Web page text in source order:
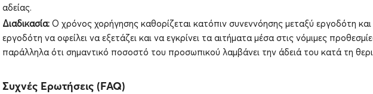
αδείας.
Διαδικασία: Ο χρόνος χορήγησης καθορίζεται κατόπιν συνεννόησης μεταξύ εργοδότη
εργοδότη να οφείλει να εξετάζει και να εγκρίνει τα αιτήματα μέσα στις νόμιμες
παράλληλα ότι σημαντικό ποσοστό του προσωπικού λαμβάνει την άδειά του κατά τη
Ερωτήσεις (FAQ)